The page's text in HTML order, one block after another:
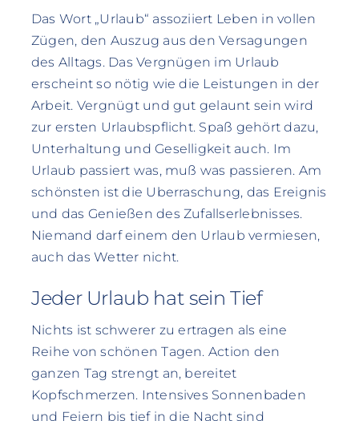
Das Wort „Urlaub“ assoziiert Leben in vollen
Zügen, den Auszug aus den Versagungen
des Alltags. Das Vergnügen im Urlaub
erscheint so nötig wie die Leistungen in der
Arbeit. Vergnügt und gut gelaunt sein wird
zur ersten Urlaubspflicht. Spaß gehört dazu,
Unterhaltung und Geselligkeit auch. Im
Urlaub passiert was, muß was passieren. Am
schönsten ist die Uberraschung, das Ereignis
und das Genießen des Zufallserlebnisses.
Niemand darf einem den Urlaub vermiesen,
auch das Wetter nicht.
Jeder Urlaub hat sein Tief
Nichts ist schwerer zu ertragen als eine
Reihe von schönen Tagen. Action den
ganzen Tag strengt an, bereitet
Kopfschmerzen. Intensives Sonnenbaden
und Feiern bis tief in die Nacht sind